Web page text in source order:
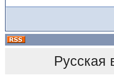
Русская